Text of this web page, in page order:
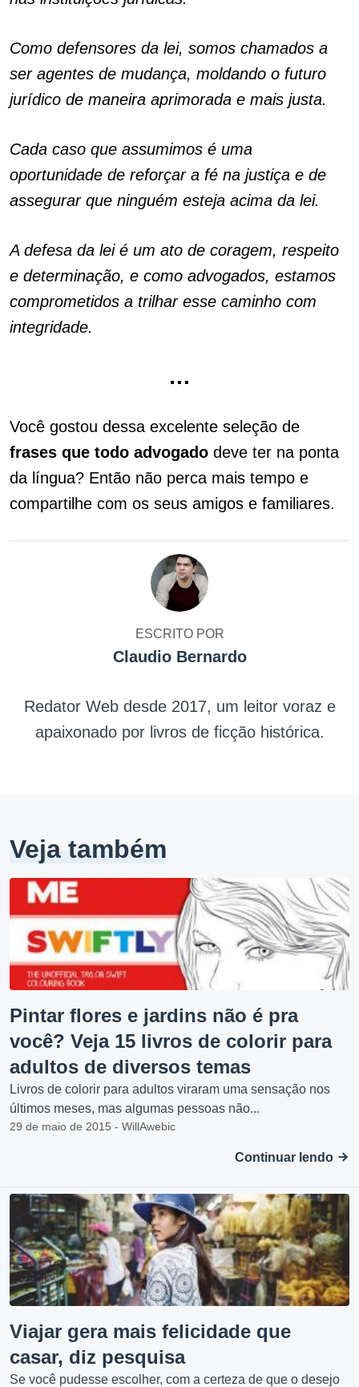
Como defensores da lei, somos chamados a
ser agentes de mudança, moldando o futuro
jurídico de maneira aprimorada e mais justa.
Cada caso que assumimos é uma
oportunidade de reforçar a fé na justiça e de
assegurar que ninguém esteja acima da lei.
A defesa da lei é um ato de coragem, respeito
e determinação, e como advogados, estamos
comprometidos a trilhar esse caminho com
integridade.
…
Você gostou dessa excelente seleção de
frases que todo advogado deve ter na ponta
da língua? Então não perca mais tempo e
compartilhe com os seus amigos e familiares.
ESCRITO POR
Claudio Bernardo
Redator Web desde 2017, um leitor voraz e
apaixonado por livros de ficção histórica.
Veja também
Pintar flores e jardins não é pra
você? Veja 15 livros de colorir para
adultos de diversos temas
Livros de colorir para adultos viraram uma sensação nos
últimos meses, mas algumas pessoas não...
29 de maio de 2015 - WillAwebic
Continuar lendo
Viajar gera mais felicidade que
casar, diz pesquisa
Se você pudesse escolher, com a certeza de que o desejo